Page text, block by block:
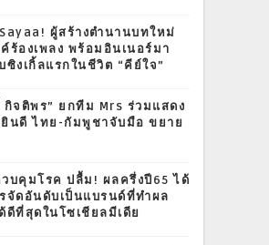
ผู้สร้างตำนานบทใหม่
ร้องเพลง พร้อมอินเนอร์มา
ซิงเกิ้ลแรกในชีวิต “คีย์ใจ”
กิจติพร” ยกทีม Mrs ร่วมแสดง
นดี ไทย-กัมพูชาจับมือ ขยาย
บคุมโรค ปลื้ม! ผลครึ่งปี65 ได้
จัดอันดับเป็นแบรนด์ที่ทำผล
ดีที่สุดในโซเชียลมีเดีย